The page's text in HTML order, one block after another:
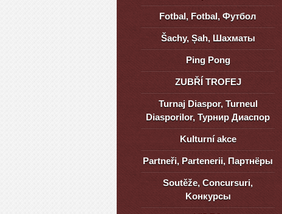
Fotbal, Fotbal, Футбол
Šachy, Șah, Шахматы
Ping Pong
ZUBŘÍ TROFEJ
Turnaj Diaspor, Turneul
Diasporilor, Турнир Диаспор
Kulturní akce
Partneři, Partenerii, Партнёры
Soutěže, Concursuri,
Kонкурсы